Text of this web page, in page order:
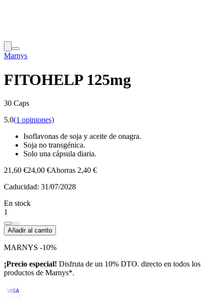
Marnys
FITOHELP 125mg
30 Caps
5.0(1 opiniones)
Isoflavonas de soja y aceite de onagra.
Soja no transgénica.
Solo una cápsula diaria.
21,60 €24,00 €Ahorras 2,40 €
Caducidad: 31/07/2028
En stock
1
Añadir al carrito
MARNYS -10%
¡Precio especial! Disfruta de un 10% DTO. directo en todos los
productos de Marnys*.